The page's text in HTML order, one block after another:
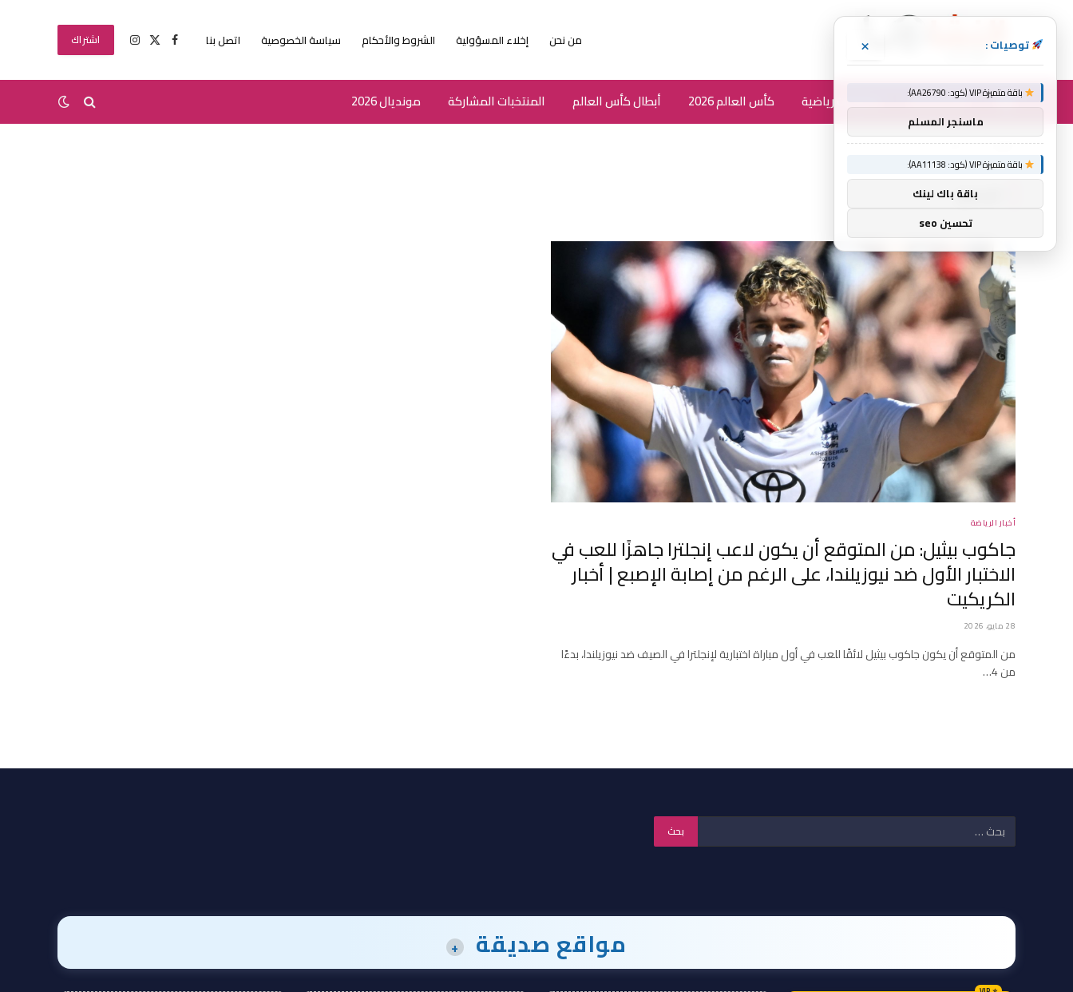
من نحن إخلاء المسؤولية الشروط والأحكام سياسة الخصوصية اتصل بنا فيسبوك
X
الانستغراماشتراك
أخبار الرياضة متفرقات رياضية كأس العالم 2026 أبطال كأس العالم المنتخبات المشاركة مونديال 2026
الرئيسية » الإصبع
الإصبع
أخبار الرياضة
جاكوب بيثيل: من المتوقع أن يكون لاعب إنجلترا جاهزًا للعب في
الاختبار الأول ضد نيوزيلندا، على الرغم من إصابة الإصبع | أخبار
الكريكيت
28 مايو، 2026
من المتوقع أن يكون جاكوب بيثيل لائقًا للعب في أول مباراة اختبارية لإنجلترا في الصيف ضد نيوزيلندا، بدءًا
من 4…
مواقع صديقة +
توصيات : ×
باقة متميزة VIP (كود: AA26790):
ماسنجر المسلم
باقة متميزة VIP (كود: AA11138):
باقة باك لينك
تحسين seo